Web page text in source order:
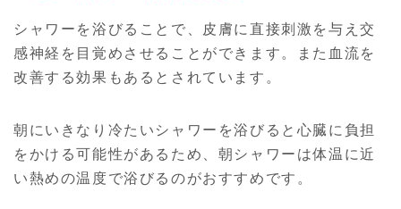
シャワーを浴びることで、皮膚に直接刺激を与え交
感神経を目覚めさせることができます。また血流を
改善する効果もあるとされています。
朝にいきなり冷たいシャワーを浴びると心臓に負担
をかける可能性があるため、朝シャワーは体温に近
い熱めの温度で浴びるのがおすすめです。